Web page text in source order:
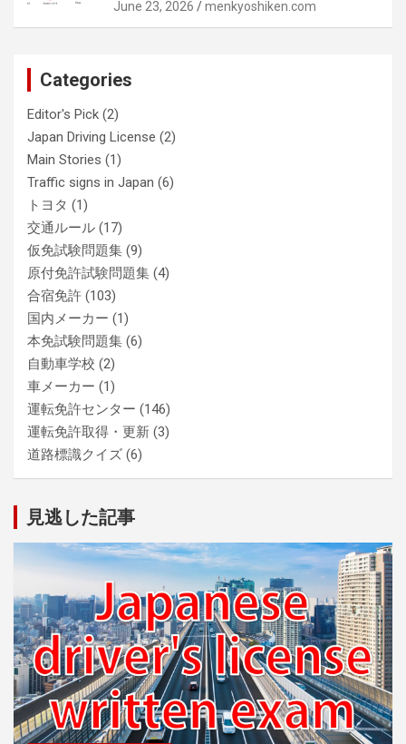
June 23, 2026 menkyoshiken.com
Categories
Editor's Pick (2)
Japan Driving License (2)
Main Stories (1)
Traffic signs in Japan (6)
トヨタ (1)
交通ルール (17)
仮免試験問題集 (9)
原付免許試験問題集 (4)
合宿免許 (103)
国内メーカー (1)
本免試験問題集 (6)
自動車学校 (2)
車メーカー (1)
運転免許センター (146)
運転免許取得・更新 (3)
道路標識クイズ (6)
見逃した記事